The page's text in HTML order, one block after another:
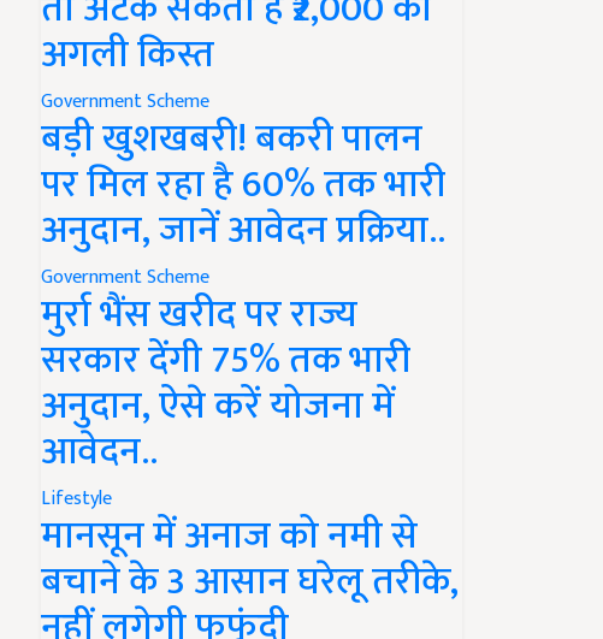
अगली किस्त
Government Scheme
बड़ी खुशखबरी! बकरी पालन
पर मिल रहा है 60% तक भारी
अनुदान, जानें आवेदन प्रक्रिया..
Government Scheme
मुर्रा भैंस खरीद पर राज्य
सरकार देंगी 75% तक भारी
अनुदान, ऐसे करें योजना में
आवेदन..
Lifestyle
मानसून में अनाज को नमी से
बचाने के 3 आसान घरेलू तरीके,